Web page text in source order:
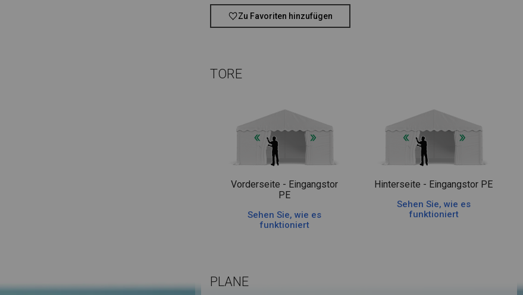
Zu Favoriten hinzufügen
TORE
Vorderseite - Eingangstor
PE
Sehen Sie, wie es
funktioniert
Hinterseite - Eingangstor PE
Sehen Sie, wie es
funktioniert
PLANE